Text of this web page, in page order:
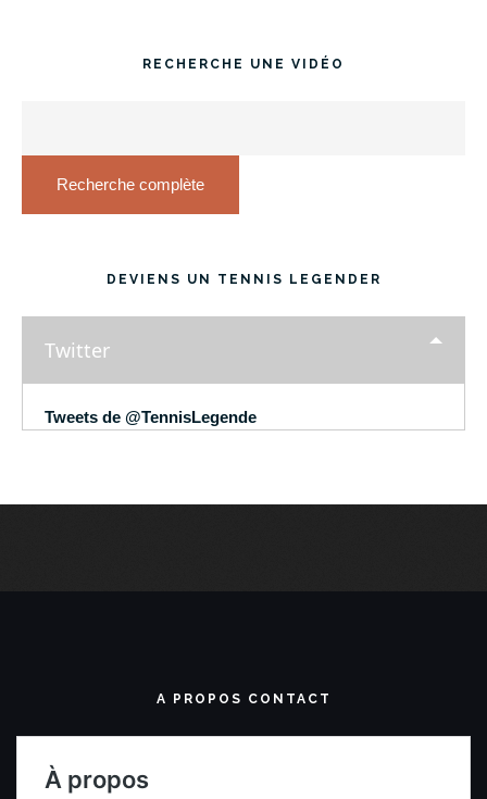
RECHERCHE UNE VIDÉO
Recherche complète
DEVIENS UN TENNIS LEGENDER
Twitter
Tweets de @TennisLegende
A PROPOS CONTACT